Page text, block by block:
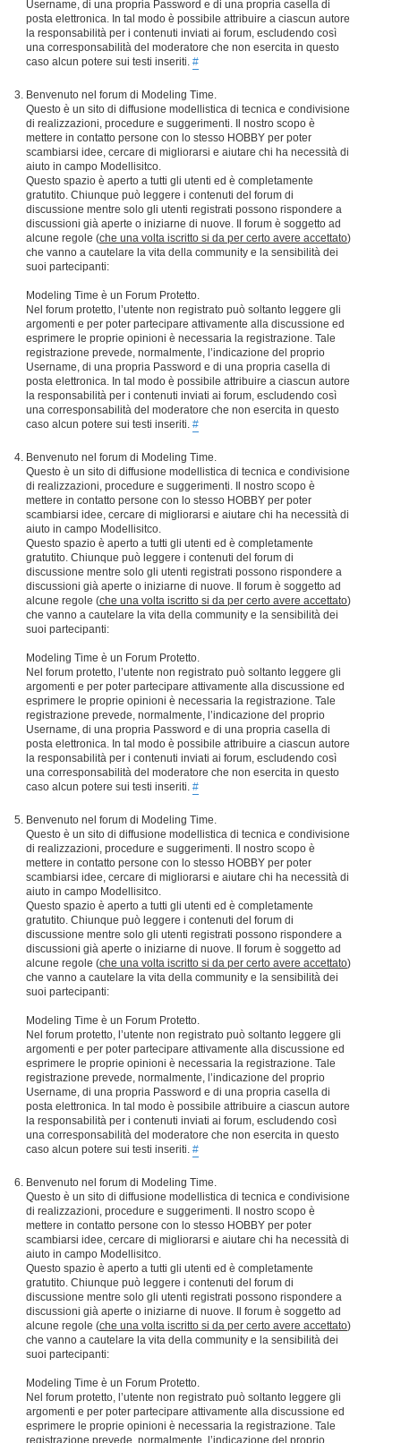
Username, di una propria Password e di una propria casella di
posta elettronica. In tal modo è possibile attribuire a ciascun autore
la responsabilità per i contenuti inviati ai forum, escludendo così
una corresponsabilità del moderatore che non esercita in questo
caso alcun potere sui testi inseriti. #
Benvenuto nel forum di Modeling Time.
Questo è un sito di diffusione modellistica di tecnica e condivisione
di realizzazioni, procedure e suggerimenti. Il nostro scopo è
mettere in contatto persone con lo stesso HOBBY per poter
scambiarsi idee, cercare di migliorarsi e aiutare chi ha necessità di
aiuto in campo Modellisitco.
Questo spazio è aperto a tutti gli utenti ed è completamente
gratutito. Chiunque può leggere i contenuti del forum di
discussione mentre solo gli utenti registrati possono rispondere a
discussioni già aperte o iniziarne di nuove. Il forum è soggetto ad
alcune regole (che una volta iscritto si da per certo avere accettato)
che vanno a cautelare la vita della community e la sensibilità dei
suoi partecipanti:
Modeling Time è un Forum Protetto.
Nel forum protetto, l’utente non registrato può soltanto leggere gli
argomenti e per poter partecipare attivamente alla discussione ed
esprimere le proprie opinioni è necessaria la registrazione. Tale
registrazione prevede, normalmente, l’indicazione del proprio
Username, di una propria Password e di una propria casella di
posta elettronica. In tal modo è possibile attribuire a ciascun autore
la responsabilità per i contenuti inviati ai forum, escludendo così
una corresponsabilità del moderatore che non esercita in questo
caso alcun potere sui testi inseriti. #
Benvenuto nel forum di Modeling Time.
Questo è un sito di diffusione modellistica di tecnica e condivisione
di realizzazioni, procedure e suggerimenti. Il nostro scopo è
mettere in contatto persone con lo stesso HOBBY per poter
scambiarsi idee, cercare di migliorarsi e aiutare chi ha necessità di
aiuto in campo Modellisitco.
Questo spazio è aperto a tutti gli utenti ed è completamente
gratutito. Chiunque può leggere i contenuti del forum di
discussione mentre solo gli utenti registrati possono rispondere a
discussioni già aperte o iniziarne di nuove. Il forum è soggetto ad
alcune regole (che una volta iscritto si da per certo avere accettato)
che vanno a cautelare la vita della community e la sensibilità dei
suoi partecipanti:
Modeling Time è un Forum Protetto.
Nel forum protetto, l’utente non registrato può soltanto leggere gli
argomenti e per poter partecipare attivamente alla discussione ed
esprimere le proprie opinioni è necessaria la registrazione. Tale
registrazione prevede, normalmente, l’indicazione del proprio
Username, di una propria Password e di una propria casella di
posta elettronica. In tal modo è possibile attribuire a ciascun autore
la responsabilità per i contenuti inviati ai forum, escludendo così
una corresponsabilità del moderatore che non esercita in questo
caso alcun potere sui testi inseriti. #
Benvenuto nel forum di Modeling Time.
Questo è un sito di diffusione modellistica di tecnica e condivisione
di realizzazioni, procedure e suggerimenti. Il nostro scopo è
mettere in contatto persone con lo stesso HOBBY per poter
scambiarsi idee, cercare di migliorarsi e aiutare chi ha necessità di
aiuto in campo Modellisitco.
Questo spazio è aperto a tutti gli utenti ed è completamente
gratutito. Chiunque può leggere i contenuti del forum di
discussione mentre solo gli utenti registrati possono rispondere a
discussioni già aperte o iniziarne di nuove. Il forum è soggetto ad
alcune regole (che una volta iscritto si da per certo avere accettato)
che vanno a cautelare la vita della community e la sensibilità dei
suoi partecipanti:
Modeling Time è un Forum Protetto.
Nel forum protetto, l’utente non registrato può soltanto leggere gli
argomenti e per poter partecipare attivamente alla discussione ed
esprimere le proprie opinioni è necessaria la registrazione. Tale
registrazione prevede, normalmente, l’indicazione del proprio
Username, di una propria Password e di una propria casella di
posta elettronica. In tal modo è possibile attribuire a ciascun autore
la responsabilità per i contenuti inviati ai forum, escludendo così
una corresponsabilità del moderatore che non esercita in questo
caso alcun potere sui testi inseriti. #
Benvenuto nel forum di Modeling Time.
Questo è un sito di diffusione modellistica di tecnica e condivisione
di realizzazioni, procedure e suggerimenti. Il nostro scopo è
mettere in contatto persone con lo stesso HOBBY per poter
scambiarsi idee, cercare di migliorarsi e aiutare chi ha necessità di
aiuto in campo Modellisitco.
Questo spazio è aperto a tutti gli utenti ed è completamente
gratutito. Chiunque può leggere i contenuti del forum di
discussione mentre solo gli utenti registrati possono rispondere a
discussioni già aperte o iniziarne di nuove. Il forum è soggetto ad
alcune regole (che una volta iscritto si da per certo avere accettato)
che vanno a cautelare la vita della community e la sensibilità dei
suoi partecipanti:
Modeling Time è un Forum Protetto.
Nel forum protetto, l’utente non registrato può soltanto leggere gli
argomenti e per poter partecipare attivamente alla discussione ed
esprimere le proprie opinioni è necessaria la registrazione. Tale
registrazione prevede, normalmente, l’indicazione del proprio